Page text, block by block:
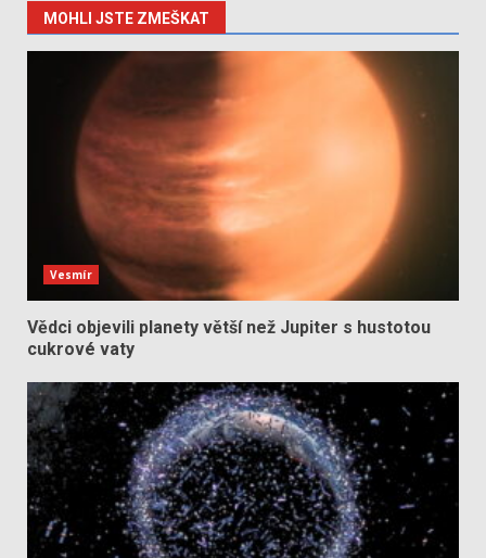
MOHLI JSTE ZMEŠKAT
Vesmír
Vědci objevili planety větší než Jupiter s hustotou
cukrové vaty